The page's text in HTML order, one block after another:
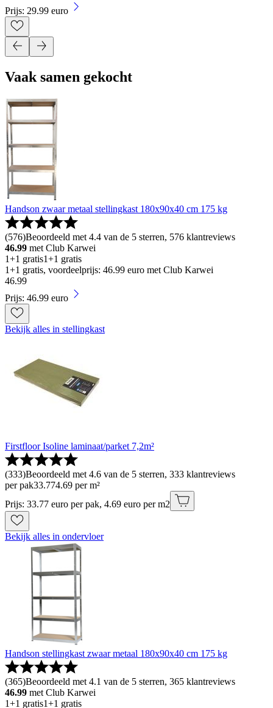
Prijs: 29.99 euro
Vaak samen gekocht
Handson zwaar metaal stellingkast 180x90x40 cm 175 kg
(576)Beoordeeld met 4.4 van de 5 sterren, 576 klantreviews
46.99 met Club Karwei
1+1 gratis1+1 gratis
1+1 gratis, voordeelprijs: 46.99 euro met Club Karwei
46.99
Prijs: 46.99 euro
Bekijk alles in stellingkast
Firstfloor Isoline laminaat/parket 7,2m²
(333)Beoordeeld met 4.6 van de 5 sterren, 333 klantreviews
per pak33.774.69 per m²
Prijs: 33.77 euro per pak, 4.69 euro per m2
Bekijk alles in ondervloer
Handson stellingkast zwaar metaal 180x90x40 cm 175 kg
(365)Beoordeeld met 4.1 van de 5 sterren, 365 klantreviews
46.99 met Club Karwei
1+1 gratis1+1 gratis